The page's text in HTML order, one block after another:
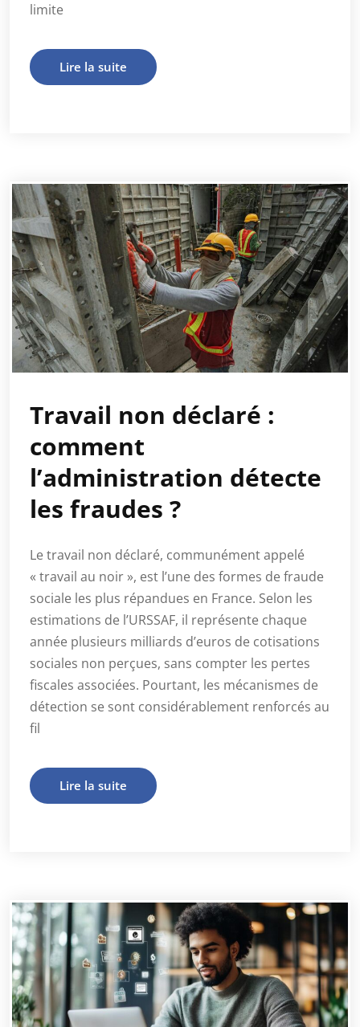
limite
Lire la suite
Travail non déclaré :
comment
l’administration détecte
les fraudes ?
Le travail non déclaré, communément appelé
« travail au noir », est l’une des formes de fraude
sociale les plus répandues en France. Selon les
estimations de l’URSSAF, il représente chaque
année plusieurs milliards d’euros de cotisations
sociales non perçues, sans compter les pertes
fiscales associées. Pourtant, les mécanismes de
détection se sont considérablement renforcés au
fil
Lire la suite